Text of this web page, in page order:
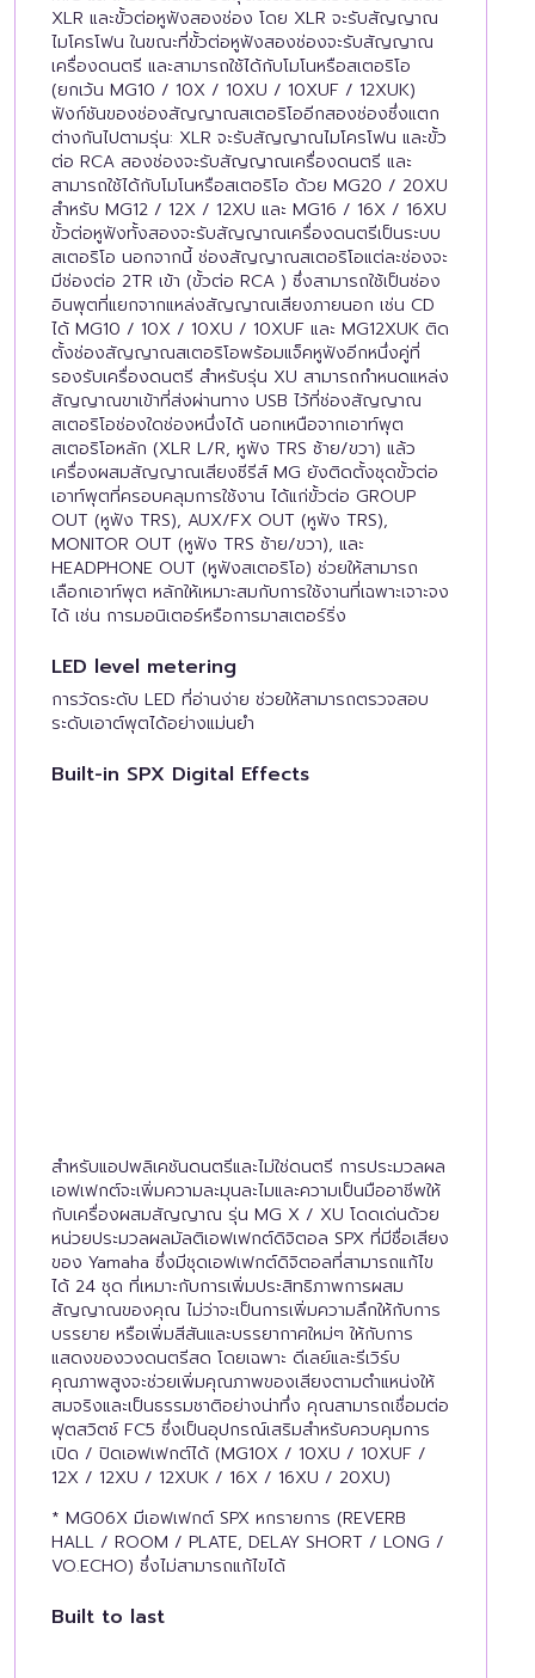
XLR และขั้วต่อหูฟังสองช่อง โดย XLR จะรับสัญญาณ
ไมโครโฟน ในขณะที่ขั้วต่อหูฟังสองช่องจะรับสัญญาณ
เครื่องดนตรี และสามารถใช้ได้กับโมโนหรือสเตอริโอ
(ยกเว้น MG10 / 10X / 10XU / 10XUF / 12XUK)
ฟังก์ชันของช่องสัญญาณสเตอริโออีกสองช่องซึ่งแตก
ต่างกันไปตามรุ่น: XLR จะรับสัญญาณไมโครโฟน และขั้ว
ต่อ RCA สองช่องจะรับสัญญาณเครื่องดนตรี และ
สามารถใช้ได้กับโมโนหรือสเตอริโอ ด้วย MG20 / 20XU
สำหรับ MG12 / 12X / 12XU และ MG16 / 16X / 16XU
ขั้วต่อหูฟังทั้งสองจะรับสัญญาณเครื่องดนตรีเป็นระบบ
สเตอริโอ นอกจากนี้ ช่องสัญญาณสเตอริโอแต่ละช่องจะ
มีช่องต่อ 2TR เข้า (ขั้วต่อ RCA ) ซึ่งสามารถใช้เป็นช่อง
อินพุตที่แยกจากแหล่งสัญญาณเสียงภายนอก เช่น CD
ได้ MG10 / 10X / 10XU / 10XUF และ MG12XUK ติด
ตั้งช่องสัญญาณสเตอริโอพร้อมแจ็คหูฟังอีกหนึ่งคู่ที่
รองรับเครื่องดนตรี สำหรับรุ่น XU สามารถกำหนดแหล่ง
สัญญาณขาเข้าที่ส่งผ่านทาง USB ไว้ที่ช่องสัญญาณ
สเตอริโอช่องใดช่องหนึ่งได้ นอกเหนือจากเอาท์พุต
สเตอริโอหลัก (XLR L/R, หูฟัง TRS ซ้าย/ขวา) แล้ว
เครื่องผสมสัญญาณเสียงซีรีส์ MG ยังติดตั้งชุดขั้วต่อ
เอาท์พุตที่ครอบคลุมการใช้งาน ได้แก่ขั้วต่อ GROUP
OUT (หูฟัง TRS), AUX/FX OUT (หูฟัง TRS),
MONITOR OUT (หูฟัง TRS ซ้าย/ขวา), และ
HEADPHONE OUT (หูฟังสเตอริโอ) ช่วยให้สามารถ
เลือกเอาท์พุต หลักให้เหมาะสมกับการใช้งานที่เฉพาะเจาะจง
ได้ เช่น การมอนิเตอร์หรือการมาสเตอร์ริ่ง
LED level metering
การวัดระดับ LED ที่อ่านง่าย ช่วยให้สามารถตรวจสอบ
ระดับเอาต์พุตได้อย่างแม่นยำ
Built-in SPX Digital Effects
สำหรับแอปพลิเคชันดนตรีและไม่ใช่ดนตรี การประมวลผล
เอฟเฟกต์จะเพิ่มความละมุนละไมและความเป็นมืออาชีพให้
กับเครื่องผสมสัญญาณ รุ่น MG X / XU โดดเด่นด้วย
หน่วยประมวลผลมัลติเอฟเฟกต์ดิจิตอล SPX ที่มีชื่อเสียง
ของ Yamaha ซึ่งมีชุดเอฟเฟกต์ดิจิตอลที่สามารถแก้ไข
ได้ 24 ชุด ที่เหมาะกับการเพิ่มประสิทธิภาพการผสม
สัญญาณของคุณ ไม่ว่าจะเป็นการเพิ่มความลึกให้กับการ
บรรยาย หรือเพิ่มสีสันและบรรยากาศใหม่ๆ ให้กับการ
แสดงของวงดนตรีสด โดยเฉพาะ ดีเลย์และรีเวิร์บ
คุณภาพสูงจะช่วยเพิ่มคุณภาพของเสียงตามตำแหน่งให้
สมจริงและเป็นธรรมชาติอย่างน่าทึ่ง คุณสามารถเชื่อมต่อ
ฟุตสวิตช์ FC5 ซึ่งเป็นอุปกรณ์เสริมสำหรับควบคุมการ
เปิด / ปิดเอฟเฟกต์ได้ (MG10X / 10XU / 10XUF /
12X / 12XU / 12XUK / 16X / 16XU / 20XU)
* MG06X มีเอฟเฟกต์ SPX หกรายการ (REVERB
HALL / ROOM / PLATE, DELAY SHORT / LONG /
VO.ECHO) ซึ่งไม่สามารถแก้ไขได้
Built to last